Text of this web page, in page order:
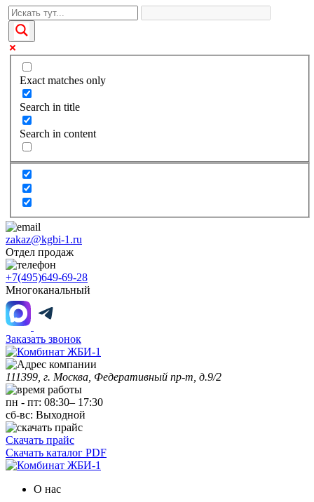
Exact matches only
Search in title
Search in content
zakaz@kgbi-1.ru
Отдел продаж
+7(495)649-69-28
Многоканальный
Заказать звонок
111399, г. Москва, Федеративный пр-т, д.9/2
пн - пт: 08:30– 17:30
сб-вс: Выходной
Скачать прайс
Скачать каталог PDF
О нас